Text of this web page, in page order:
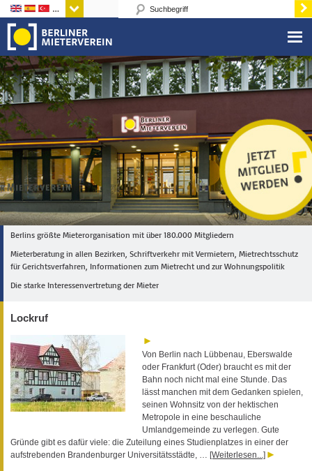
Sprachen
Berlins größte Mieterorganisation mit über 180.000 Mitgliedern
Mieterberatung in allen Bezirken, Schriftverkehr mit Vermietern, Mietrechtsschutz
für Gerichtsverfahren, Informationen zum Mietrecht und zur Wohnungspolitik
Die starke Interessenvertretung der Mieter
Lockruf
Von Berlin nach Lübbenau, Eberswalde
oder Frankfurt (Oder) braucht es mit der
Bahn noch nicht mal eine Stunde. Das
lässt manchen mit dem Gedanken spielen,
seinen Wohnsitz von der hektischen
Metropole in eine beschauliche
Umlandgemeinde zu verlegen. Gute
Gründe gibt es dafür viele: die Zuteilung eines Studienplatzes in einer der
aufstrebenden Brandenburger Universitätsstädte, … [Weiterlesen...]